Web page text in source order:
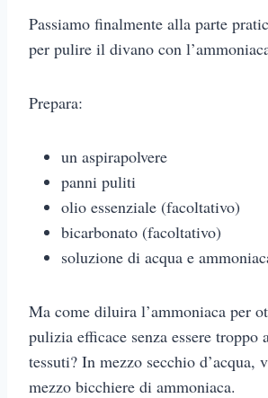
Passiamo finalmente alla parte
per pulire il divano con
Prepara:
un aspirapolvere
panni puliti
olio essenziale (facoltativo)
bicarbonato (facoltativo)
soluzione di acqua e
Ma come diluira l’ammoniaca per
pulizia efficace senza essere troppo
tessuti? In mezzo secchio d’acqua,
mezzo bicchiere di ammoniaca.